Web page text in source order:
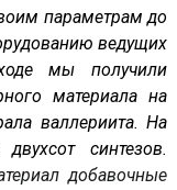
параметрам до
ведущих
мы получили
материала на
валлериита. На
синтезов.
добавочные